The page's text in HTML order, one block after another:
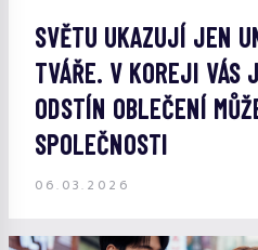
SVĚTU UKAZUJÍ JEN
TVÁŘE. V KOREJI VÁS
ODSTÍN OBLEČENÍ
SPOLEČNOSTI
06.03.2026